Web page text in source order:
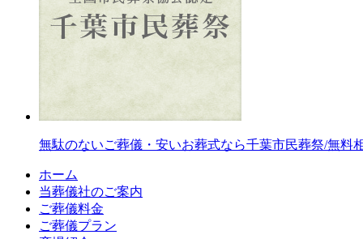
無駄のないご葬儀・安いお葬式なら千葉市民葬祭/無料
ホーム
当葬儀社のご案内
ご葬儀料金
ご葬儀プラン